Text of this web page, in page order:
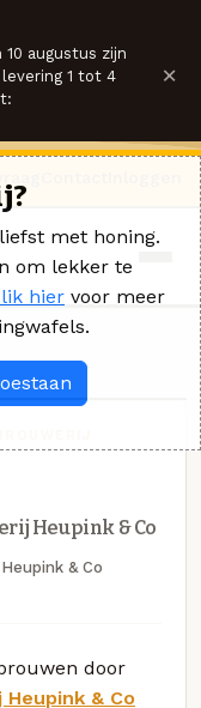
10 augustus zijn
1 tot 4
×
Heupink & Co
& Co
door
& Co
met honing.
om lekker te
hier voor meer